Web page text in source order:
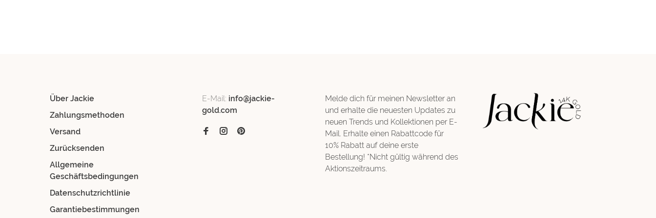
Über Jackie
Zahlungsmethoden
Versand
Zurücksenden
Allgemeine
Geschäftsbedingungen
Datenschutzrichtlinie
Garantiebestimmungen
E-Mail: info@jackie-
gold.com
Melde dich für meinen Newsletter an
und erhalte die neuesten Updates zu
neuen Trends und Kollektionen per E-
Mail. Erhalte einen Rabattcode für
10% Rabatt auf deine erste
Bestellung! *Nicht gültig während des
Aktionszeitraums.